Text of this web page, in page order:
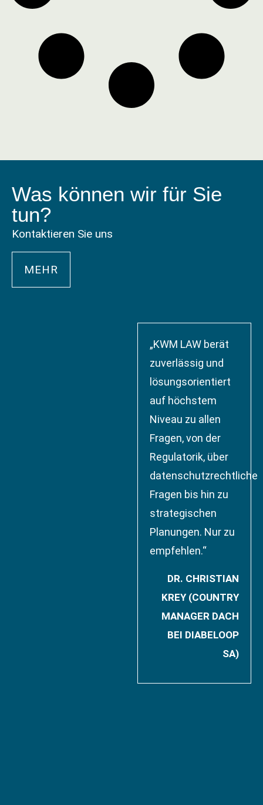
Was können wir für Sie
tun?
Kontaktieren Sie uns
MEHR
„KWM LAW berät
zuverlässig und
lösungsorientiert
auf höchstem
Niveau zu allen
Fragen, von der
Regulatorik, über
datenschutzrechtliche
Fragen bis hin zu
strategischen
Planungen. Nur zu
empfehlen.“
DR. CHRISTIAN
KREY (COUNTRY
MANAGER DACH
BEI DIABELOOP
SA)